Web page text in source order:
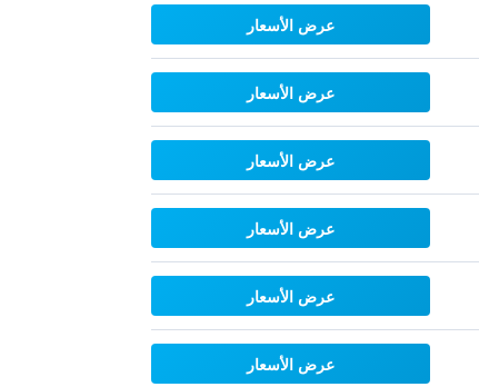
عرض الأسعار
عرض الأسعار
عرض الأسعار
عرض الأسعار
عرض الأسعار
عرض الأسعار